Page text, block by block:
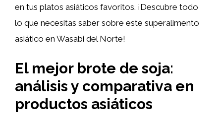
en tus platos asiáticos favoritos. ¡Descubre todo
lo que necesitas saber sobre este superalimento
asiático en Wasabi del Norte!
El mejor brote de soja:
análisis y comparativa en
productos asiáticos